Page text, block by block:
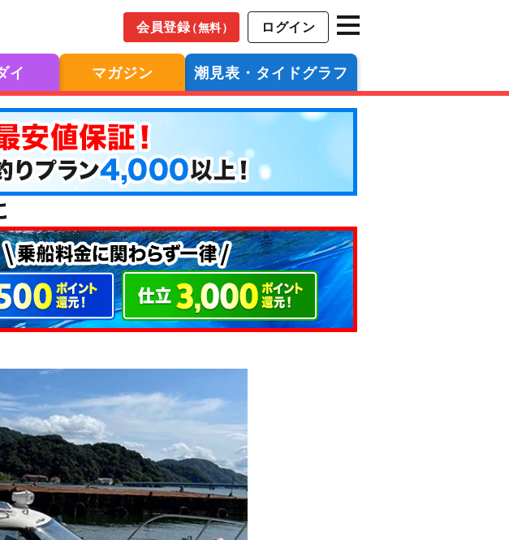
会員登録（無料） ログイン
イ マガジン 潮見表・タイドグラフ